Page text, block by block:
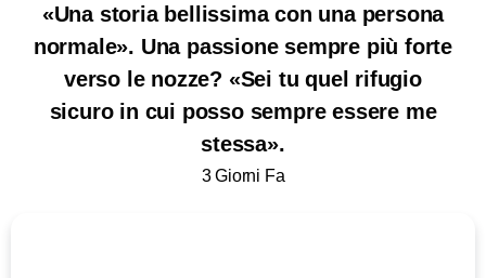
«Una storia bellissima con una persona
normale». Una passione sempre più forte
verso le nozze? «Sei tu quel rifugio
sicuro in cui posso sempre essere me
stessa».
3 Giorni Fa